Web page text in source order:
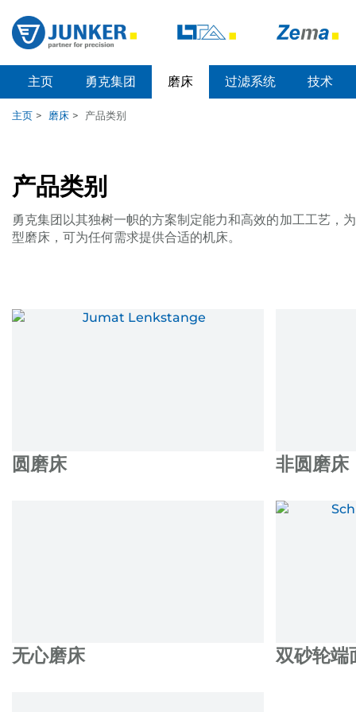
主页 勇克集团 磨床 过滤系统 技术
主页 > 磨床 > 产品类别
产品类别
勇克集团以其独树一帜的方案制定能力和高效的加工工艺，
型磨床，可为任何需求提供合适的机床。
圆磨床 非圆磨床
无心磨床 双砂轮端